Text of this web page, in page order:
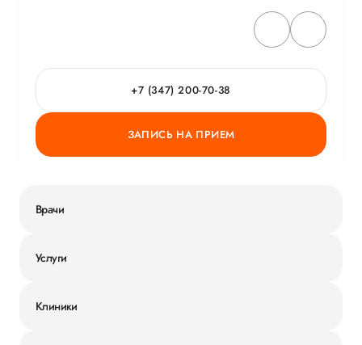
+7 (347) 200-70-38
ЗАПИСЬ НА ПРИЕМ
Врачи
Услуги
Клиники